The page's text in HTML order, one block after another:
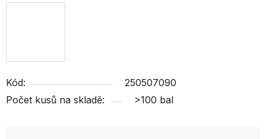
Kód:
250507090
Počet kusů na skladě:
>100 bal